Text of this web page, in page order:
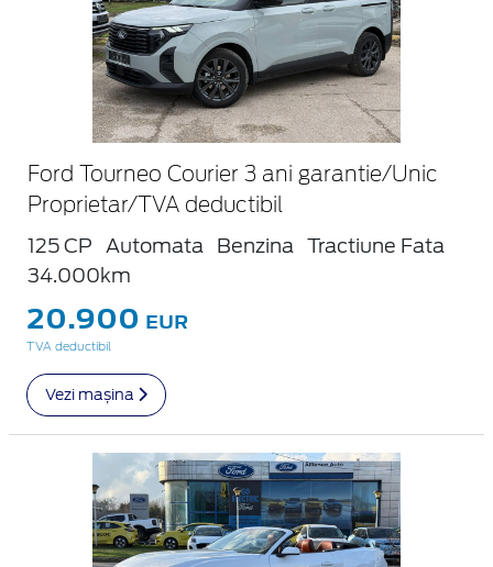
Ford Tourneo Courier 3 ani garantie/Unic
Proprietar/TVA deductibil
125 CP Automata Benzina
Tractiune Fata
34.000km
20.900 EUR
TVA deductibil
Vezi mașina